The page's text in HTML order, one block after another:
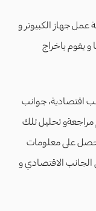
عمل جهاز الكبيوتر و
و يقوم باخراج
اقتصادية، جوانب
مراجعةو تحليل تلك
على معلومات
الاقتصادي و